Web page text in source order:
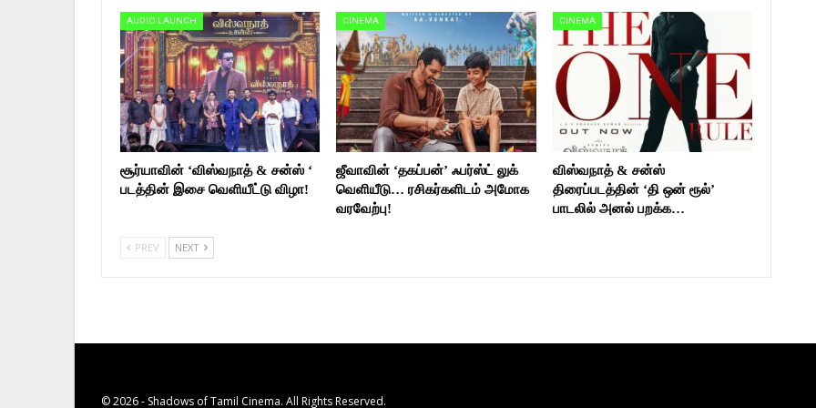
AUDIO LAUNCH
சூர்யாவின் ‘விஸ்வநாத் & சன்ஸ் ‘
படத்தின் இசை வெளியீட்டு விழா!
CINEMA
ஜீவாவின் ‘தகப்பன்’ ஃபர்ஸ்ட் லுக்
வெளியீடு… ரசிகர்களிடம் அமோக
வரவேற்பு!
CINEMA
விஸ்வநாத் & சன்ஸ்
திரைப்படத்தின் ‘தி ஒன் ரூல்’
பாடலில் அனல் பறக்க…
PREV NEXT
© 2026 - Shadows of Tamil Cinema. All Rights Reserved.